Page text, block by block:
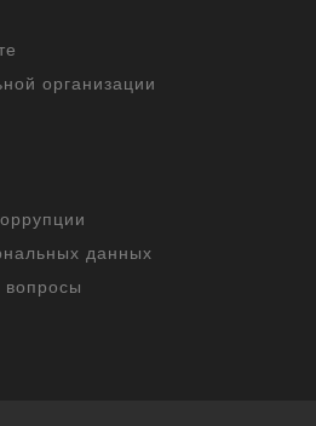
организации
данных